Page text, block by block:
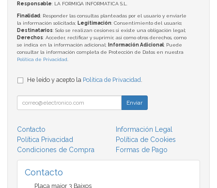
Responsable: LA FORMIGA INFORMATICA S.L.
Finalidad: Responder las consultas planteadas por el usuario y enviarle
la información solicitada; Legitimación: Consentimiento del usuario;
Destinatarios: Solo se realizan cesiones si existe una obligación legal;
Derechos: Acceder, rectificar y suprimir, así como otros derechos, como
se indica en la información adicional;
Información Adicional: Puede
consultar la información completa de Protección de Datos en nuestra
Política de Privacidad
He leído y acepto la Política de Privacidad
Enviar
Contacto
Información Legal
Política Privacidad
Política de Cookies
Condiciones de Compra
Formas de Pago
Contacto
Plaça major 3 Baixos